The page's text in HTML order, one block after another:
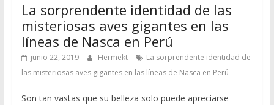
La sorprendente identidad de las
misteriosas aves gigantes en las
líneas de Nasca en Perú
junio 22, 2019 Hermekt
La sorprendente identidad de
las misteriosas aves gigantes en las líneas de Nasca en Perú
Son tan vastas que su belleza solo puede apreciarse